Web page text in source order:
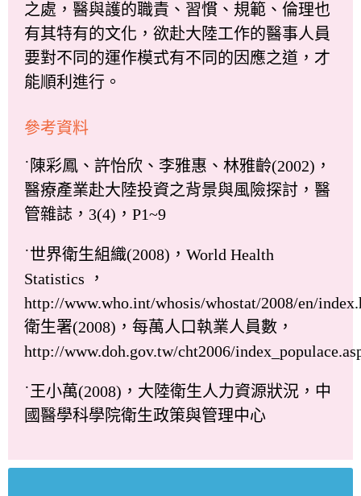
之處，醫與護的職責、習慣、規範、倫理也
有其特有的文化，欲赴大陸工作的醫事人員
要對不同的運作模式有不同的因應之道，才
能順利進行。
參考資料
˙陳彩鳳、許怡欣、李雅惠、林雅齡(2002)，
醫療產業赴大陸投資之背景與風險探討，醫
管雜誌，3(4)，P1~9
˙世界衛生組織(2008)，World Health
Statistics ，
http://www.who.int/whosis/whostat/2008/en/
衛生署(2008)，每萬人口執業人員數，
http://www.doh.gov.tw/cht2006/
˙王小萬(2008)，大陸衛生人力資源狀況，中
國醫學科學院衛生政策與管理中心